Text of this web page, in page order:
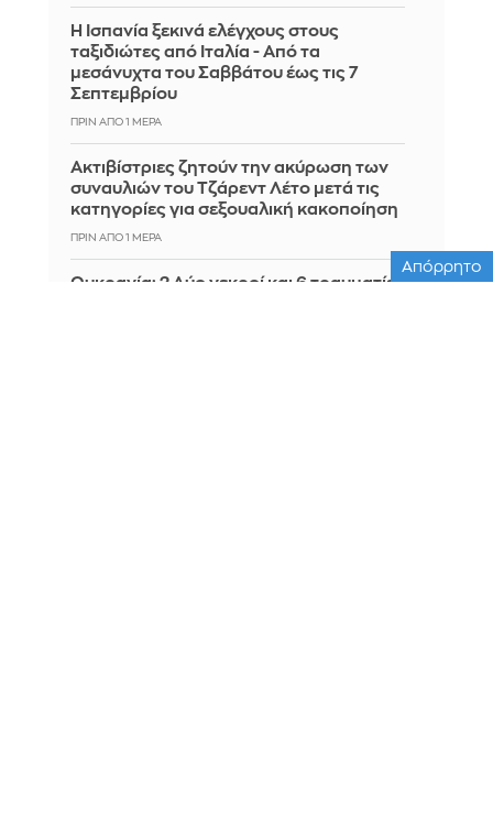
Η Ισπανία ξεκινά ελέγχους στους
ταξιδιώτες από Ιταλία - Από τα
μεσάνυχτα του Σαββάτου έως τις 7
Σεπτεμβρίου
ΠΡΙΝ ΑΠΌ 1 ΜΈΡΑ
Ακτιβίστριες ζητούν την ακύρωση των
συναυλιών του Τζάρεντ Λέτο μετά τις
κατηγορίες για σεξουαλική κακοποίηση
ΠΡΙΝ ΑΠΌ 1 ΜΈΡΑ
Ουκρανία: 2 Δύο νεκροί και 6 τραυματίες
Απόρρητο